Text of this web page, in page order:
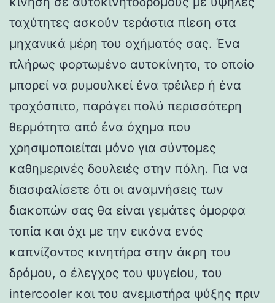
ταχύτητες ασκούν τεράστια πίεση στα
μηχανικά μέρη του οχήματός σας. Ένα
πλήρως φορτωμένο αυτοκίνητο, το οποίο
μπορεί να ρυμουλκεί ένα τρέιλερ ή ένα
τροχόσπιτο, παράγει πολύ περισσότερη
θερμότητα από ένα όχημα που
χρησιμοποιείται μόνο για σύντομες
καθημερινές δουλειές στην πόλη. Για να
διασφαλίσετε ότι οι αναμνήσεις των
διακοπών σας θα είναι γεμάτες όμορφα
τοπία και όχι με την εικόνα ενός
καπνίζοντος κινητήρα στην άκρη του
δρόμου, ο έλεγχος του ψυγείου, του
intercooler και του ανεμιστήρα ψύξης πριν